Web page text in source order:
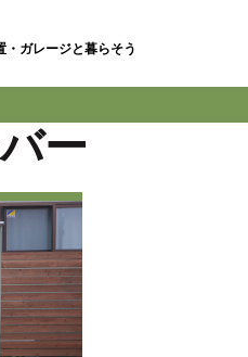
・ガレージと暮らそう
ー